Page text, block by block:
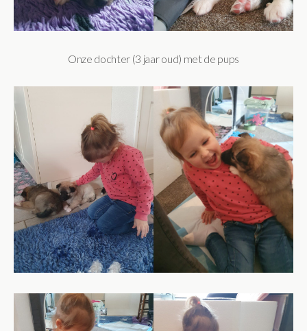
Onze dochter (3 jaar oud) met de pups